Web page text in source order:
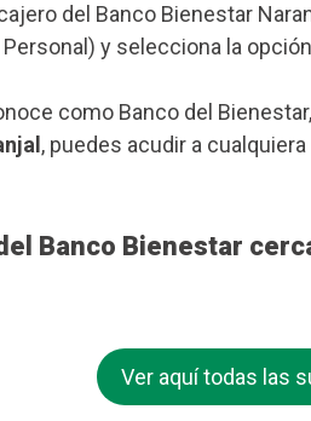
del Banco Bienestar
y selecciona la
como Banco del
, puedes acudir a
Banco Bienestar
Ver aquí todas las